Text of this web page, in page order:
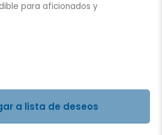
para aficionados y
a lista de deseos